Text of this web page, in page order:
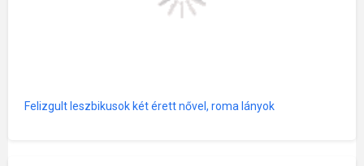
Felizgult leszbikusok két érett nővel, roma lányok